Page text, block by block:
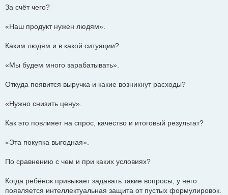
За счёт чего?
«Наш продукт нужен людям».
Каким людям и в какой ситуации?
«Мы будем много зарабатывать».
Откуда появится выручка и какие возникнут расходы?
«Нужно снизить цену».
Как это повлияет на спрос, качество и итоговый результат?
«Эта покупка выгодная».
По сравнению с чем и при каких условиях?
Когда ребёнок привыкает задавать такие вопросы, у него
появляется интеллектуальная защита от пустых формулировок.